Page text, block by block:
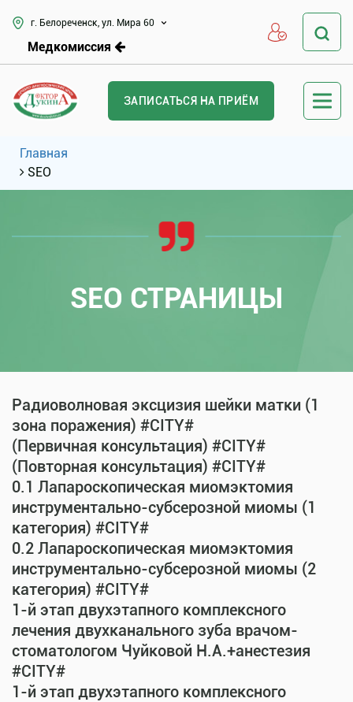
г. Белореченск, ул. Мира 60
Медкомиссия
ЗАПИСАТЬСЯ НА ПРИЁМ
Главная
SEO
SEO СТРАНИЦЫ
Радиоволновая эксцизия шейки матки (1
зона поражения) #CITY#
(Первичная консультация) #CITY#
(Повторная консультация) #CITY#
0.1 Лапароскопическая миомэктомия
инструментально-субсерозной миомы (1
категория) #CITY#
0.2 Лапароскопическая миомэктомия
инструментально-субсерозной миомы (2
категория) #CITY#
1-й этап двухэтапного комплексного
лечения двухканального зуба врачом-
стоматологом Чуйковой Н.А.+анестезия
#CITY#
1-й этап двухэтапного комплексного